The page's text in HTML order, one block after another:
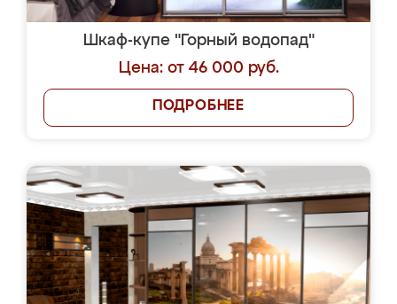
Шкаф-купе "Горный водопад"
Цена: от 46 000 руб.
ПОДРОБНЕЕ